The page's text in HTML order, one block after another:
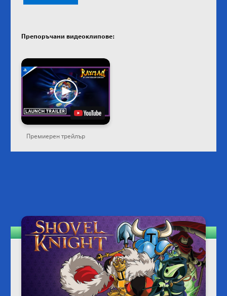
Препоръчани видеоклипове:
Премиерен трейлър